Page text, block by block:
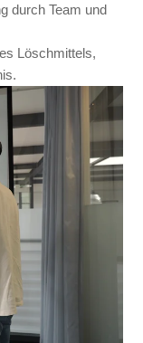
durch Team und
Löschmittels,